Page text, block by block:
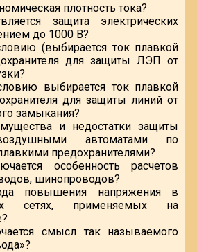
плотность тока?
защита электрических
до 1000 В?
(выбирается ток плавкой
для защиты ЛЭП от
выбирается ток плавкой
для защиты линий от
замыкания?
и недостатки защиты
автоматами по
предохранителями?
особенность расчетов
шинопроводов?
повышения напряжения в
сетях, применяемых на
смысл так называемого